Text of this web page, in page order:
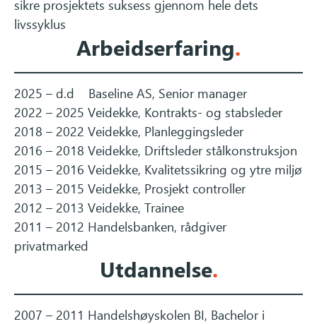
sikre prosjektets suksess gjennom hele dets
livssyklus
Arbeidserfaring.
2025 – d.d Baseline AS, Senior manager
2022 – 2025 Veidekke, Kontrakts- og stabsleder
2018 – 2022 Veidekke, Planleggingsleder
2016 – 2018 Veidekke, Driftsleder stålkonstruksjon
2015 – 2016 Veidekke, Kvalitetssikring og ytre miljø
2013 – 2015 Veidekke, Prosjekt controller
2012 – 2013 Veidekke, Trainee
2011 – 2012 Handelsbanken, rådgiver
privatmarked
Utdannelse.
2007 – 2011 Handelshøyskolen BI, Bachelor i